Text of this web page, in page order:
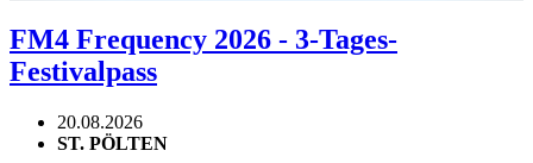
FM4 Frequency 2026 - 3-Tages-
Festivalpass
20.08.2026
ST. PÖLTEN